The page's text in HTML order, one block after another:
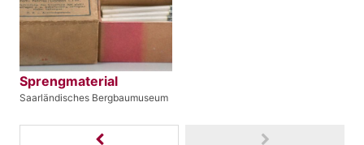
Sprengmaterial
Saarländisches Bergbaumuseum